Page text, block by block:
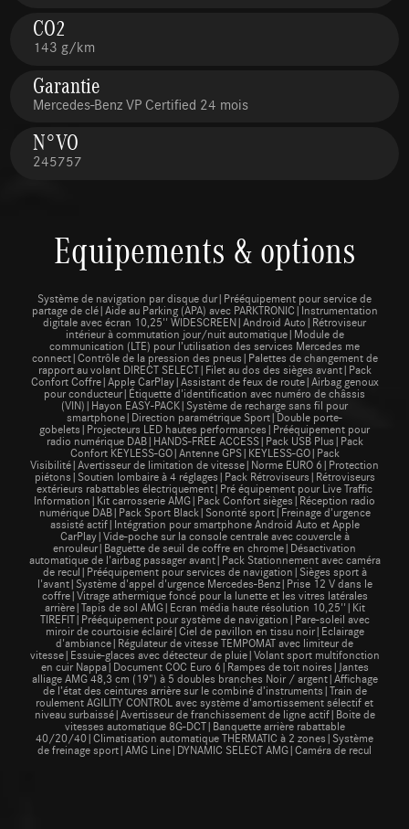
CO2
143 g/km
Garantie
Mercedes-Benz VP Certified 24 mois
N°VO
245757
Equipements & options
Système de navigation par disque dur|Prééquipement pour service de
partage de clé|Aide au Parking (APA) avec PARKTRONIC|Instrumentation
digitale avec écran 10,25'' WIDESCREEN|Android Auto|Rétroviseur
intérieur à commutation jour/nuit automatique|Module de
communication (LTE) pour l’utilisation des services Mercedes me
connect|Contrôle de la pression des pneus|Palettes de changement de
rapport au volant DIRECT SELECT|Filet au dos des sièges avant|Pack
Confort Coffre|Apple CarPlay|Assistant de feux de route|Airbag genoux
pour conducteur|Étiquette d'identification avec numéro de châssis
(VIN)|Hayon EASY-PACK|Système de recharge sans fil pour
smartphone|Direction paramétrique Sport|Double porte-
gobelets|Projecteurs LED hautes performances|Prééquipement pour
radio numérique DAB|HANDS-FREE ACCESS|Pack USB Plus|Pack
Confort KEYLESS-GO|Antenne GPS|KEYLESS-GO|Pack
Visibilité|Avertisseur de limitation de vitesse|Norme EURO 6|Protection
piétons|Soutien lombaire à 4 réglages|Pack Rétroviseurs|Rétroviseurs
extérieurs rabattables électriquement|Pré équipement pour Live Traffic
Information|Kit carrosserie AMG|Pack Confort sièges|Réception radio
numérique DAB|Pack Sport Black|Sonorité sport|Freinage d’urgence
assisté actif|Intégration pour smartphone Android Auto et Apple
CarPlay|Vide-poche sur la console centrale avec couvercle à
enrouleur|Baguette de seuil de coffre en chrome|Désactivation
automatique de l'airbag passager avant|Pack Stationnement avec caméra
de recul|Prééquipement pour services de navigation|Sièges sport à
l'avant|Système d'appel d'urgence Mercedes-Benz|Prise 12 V dans le
coffre|Vitrage athermique foncé pour la lunette et les vitres latérales
arrière|Tapis de sol AMG|Ecran média haute résolution 10,25''|Kit
TIREFIT|Prééquipement pour système de navigation|Pare-soleil avec
miroir de courtoisie éclairé|Ciel de pavillon en tissu noir|Eclairage
d'ambiance|Régulateur de vitesse TEMPOMAT avec limiteur de
vitesse|Essuie-glaces avec détecteur de pluie|Volant sport multifonction
en cuir Nappa|Document COC Euro 6|Rampes de toit noires|Jantes
alliage AMG 48,3 cm (19") à 5 doubles branches Noir / argent|Affichage
de l’état des ceintures arrière sur le combiné d’instruments|Train de
roulement AGILITY CONTROL avec système d'amortissement sélectif et
niveau surbaissé|Avertisseur de franchissement de ligne actif|Boite de
vitesses automatique 8G-DCT|Banquette arrière rabattable
40/20/40|Climatisation automatique THERMATIC à 2 zones|Système
de freinage sport|AMG Line|DYNAMIC SELECT AMG|Caméra de recul